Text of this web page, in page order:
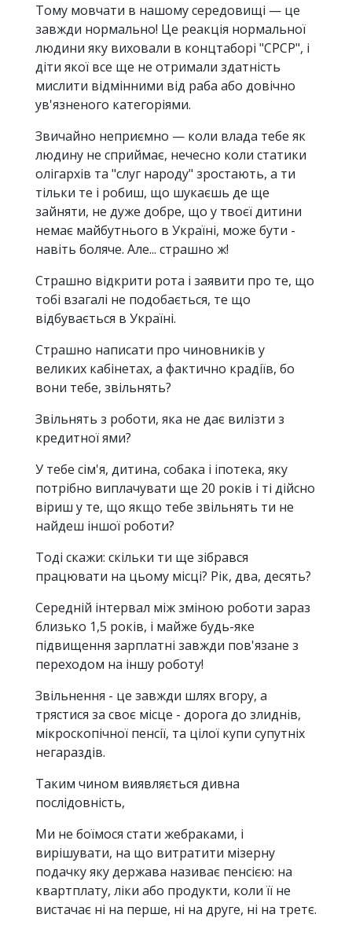
Тому мовчати в нашому середовищі — це
завжди нормально! Це реакція нормальної
людини яку виховали в концтаборі "СРСР", і
діти якої все ще не отримали здатність
мислити відмінними від раба або довічно
ув'язненого категоріями.
Звичайно неприємно — коли влада тебе як
людину не сприймає, нечесно коли статики
олігархів та "слуг народу" зростають, а ти
тільки те і робиш, що шукаєшь де ще
зайняти, не дуже добре, що у твоєї дитини
немає майбутнього в Україні, може бути -
навіть боляче. Але... страшно ж!
Страшно відкрити рота і заявити про те, що
тобі взагалі не подобається, те що
відбувається в Україні.
Страшно написати про чиновників у
великих кабінетах, а фактично крадіїв, бо
вони тебе, звільнять?
Звільнять з роботи, яка не дає вилізти з
кредитної ями?
У тебе сім'я, дитина, собака і іпотека, яку
потрібно виплачувати ще 20 років і ті дійсно
віриш у те, що якщо тебе звільнять ти не
найдеш іншої роботи?
Тоді скажи: скільки ти ще зібрався
працювати на цьому місці? Рік, два, десять?
Середній інтервал між зміною роботи зараз
близько 1,5 років, і майже будь-яке
підвищення зарплатні завжди пов'язане з
переходом на іншу роботу!
Звільнення - це завжди шлях вгору, а
трястися за своє місце - дорога до злиднів,
мікроскопічної пенсії, та цілої купи супутніх
негараздів.
Таким чином виявляється дивна
послідовність,
Ми не боїмося стати жебраками, і
вирішувати, на що витратити мізерну
подачку яку держава називає пенсією: на
квартплату, ліки або продукти, коли її не
вистачає ні на перше, ні на друге, ні на третє.